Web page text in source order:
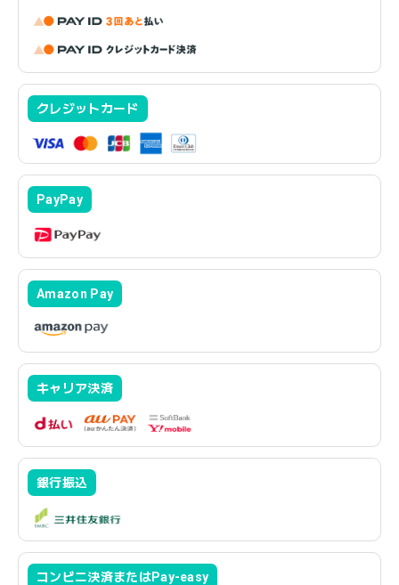
クレジットカード
PayPay
Amazon Pay
キャリア決済
銀行振込
コンビニ決済またはPay-easy